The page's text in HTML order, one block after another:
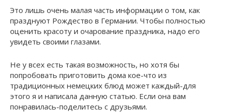
Это лишь очень малая часть информации о том, как
празднуют Рождество в Германии. Чтобы полностью
оценить красоту и очарование праздника, надо его
увидеть своими глазами.
Не у всех есть такая возможность, но хотя бы
попробовать приготовить дома кое-что из
традиционных немецких блюд может каждый-для
этого я и написала данную статью. Если она вам
понравилась-поделитесь с друзьями.